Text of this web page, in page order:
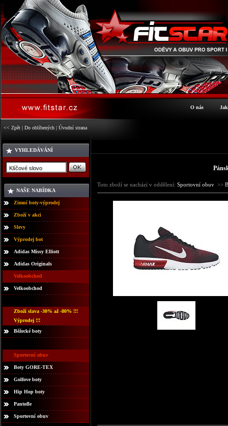
O nás
<< Zpět | Do oblíbených | Úvodní strana
VYHLEDÁVÁNÍ
NAŠE NABÍDKA
Zimní boty-výprodej
Zboží v akci
Slevy
Výprodej bot
Adidas Missy Elliott
Adidas Originals
Velkoobchod
Velkoobchod
Zboží slava -30% až -80% !!!
Výprodej !!!
Běžecké boty
Sportovní obuv
Boty GORE-TEX
Golfove boty
Hip Hop boty
Pantofle
Sportovní obuv
Toto zboží se nachází v oddělení: Sportovní obuv >>